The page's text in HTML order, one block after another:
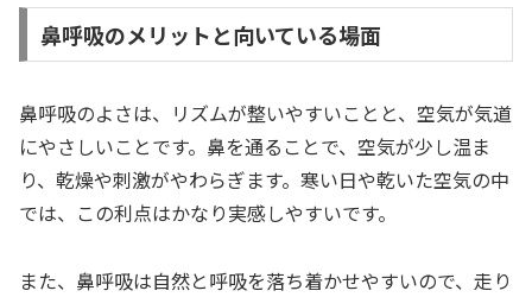
鼻呼吸のメリットと向いている場面
鼻呼吸のよさは、リズムが整いやすいことと、空気が気道
にやさしいことです。鼻を通ることで、空気が少し温ま
り、乾燥や刺激がやわらぎます。寒い日や乾いた空気の中
では、この利点はかなり実感しやすいです。
また、鼻呼吸は自然と呼吸を落ち着かせやすいので、走り